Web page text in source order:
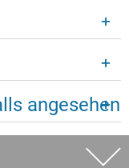
angesehen